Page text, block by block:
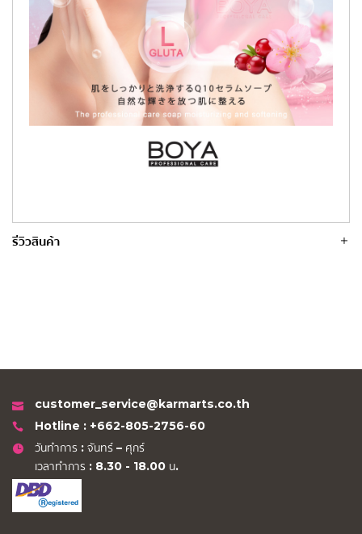
รีวิวสินค้า
customer_service@karmarts.co.th
Hotline : +662-805-2756-60
วันทำการ : จันทร์ – ศุกร์
เวลาทำการ : 8.30 - 18.00 น.